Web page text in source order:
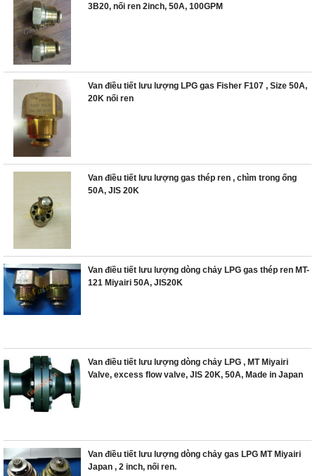
3B20, nối ren 2inch, 50A, 100GPM
Van điều tiết lưu lượng LPG gas Fisher F107 , Size 50A,
20K nối ren
Van điều tiết lưu lượng gas thép ren , chìm trong ống
50A, JIS 20K
Van điều tiết lưu lượng dòng chảy LPG gas thép ren MT-
121 Miyairi 50A, JIS20K
Van điều tiết lưu lượng dòng chảy LPG , MT Miyairi
Valve, excess flow valve, JIS 20K, 50A, Made in Japan
Van điều tiết lưu lượng dòng chảy gas LPG MT Miyairi
Japan , 2 inch, nối ren.